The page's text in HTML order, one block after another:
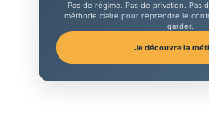
Pas de régime. Pas de privation. Pas
méthode claire pour reprendre le
garder.
Je découvre la